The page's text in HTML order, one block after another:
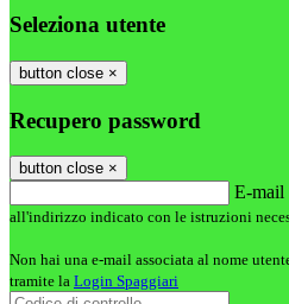
Seleziona utente
button close ×
Recupero password
button close ×
E-mail
all'indirizzo indicato con le istruzioni
Non hai una e-mail associata al nome
tramite la Login Spaggiari